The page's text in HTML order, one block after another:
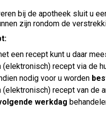
bij de apotheek sluit u
zijn rondom de
een recept kunt u daar
(elektronisch) recept via de
nodig voor u worden
(elektronisch) recept van de
werkdag